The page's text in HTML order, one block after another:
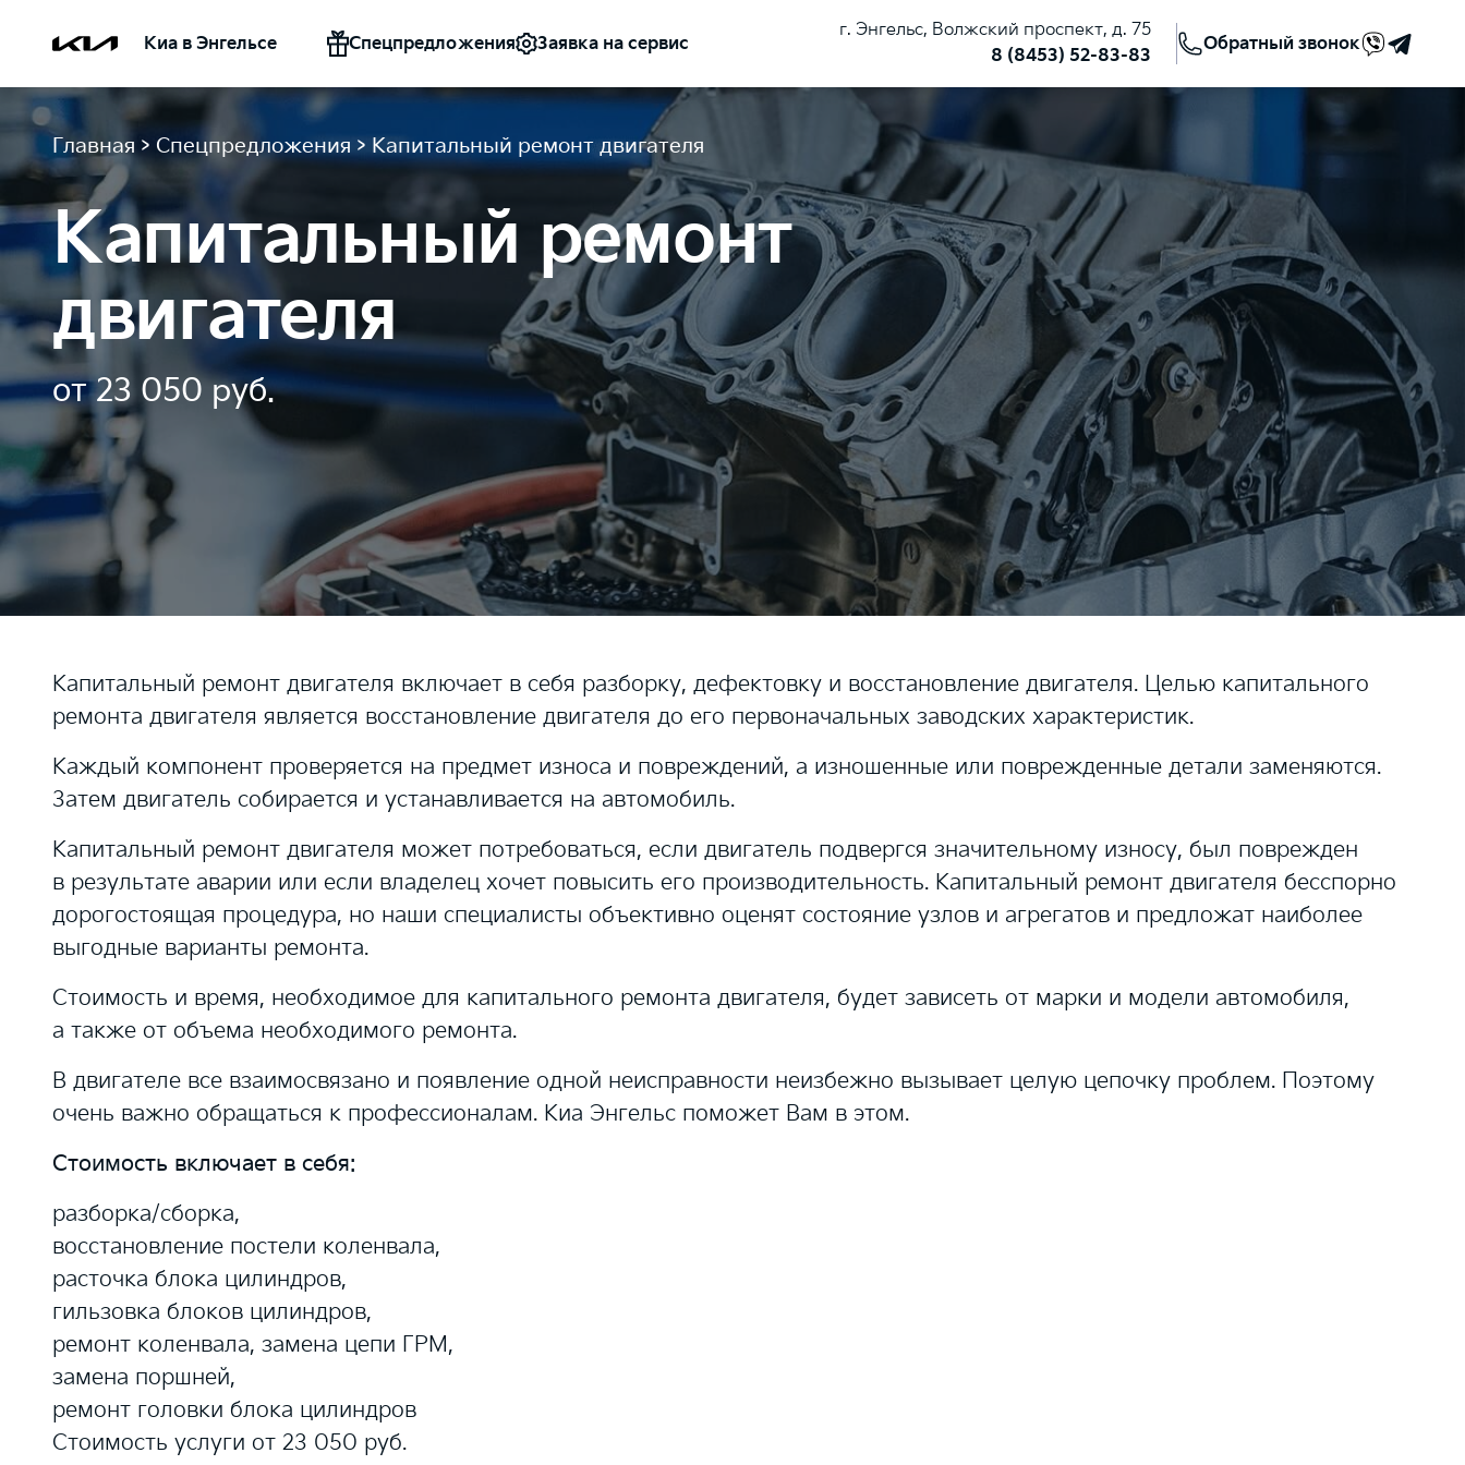
Киа в Энгельсе Спецпредложения Заявка на сервис
г. Энгельс, Волжский проспект, д. 75
8 (8453) 52-83-83
Обратный звонок
Главная > Спецпредложения > Капитальный ремонт двигателя
Капитальный ремонт
двигателя
от 23 050 руб.
Капитальный ремонт двигателя включает в себя разборку, дефектовку и восстановление двигателя. Целью капитального
ремонта двигателя является восстановление двигателя до его первоначальных заводских характеристик.
Каждый компонент проверяется на предмет износа и повреждений, а изношенные или поврежденные детали заменяются.
Затем двигатель собирается и устанавливается на автомобиль.
Капитальный ремонт двигателя может потребоваться, если двигатель подвергся значительному износу, был поврежден
в результате аварии или если владелец хочет повысить его производительность. Капитальный ремонт двигателя бесспорно
дорогостоящая процедура, но наши специалисты объективно оценят состояние узлов и агрегатов и предложат наиболее
выгодные варианты ремонта.
Стоимость и время, необходимое для капитального ремонта двигателя, будет зависеть от марки и модели автомобиля,
а также от объема необходимого ремонта.
В двигателе все взаимосвязано и появление одной неисправности неизбежно вызывает целую цепочку проблем. Поэтому
очень важно обращаться к профессионалам. Киа Энгельс поможет Вам в этом.
Стоимость включает в себя:
разборка/сборка,
восстановление постели коленвала,
расточка блока цилиндров,
гильзовка блоков цилиндров,
ремонт коленвала, замена цепи ГРМ,
замена поршней,
ремонт головки блока цилиндров
Стоимость услуги от 23 050 руб.